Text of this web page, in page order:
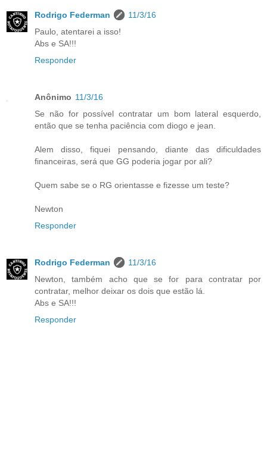
Rodrigo Federman
11/3/16
Paulo, atentarei a isso!
Abs e SA!!!
Responder
Anônimo 11/3/16
Se não for possível contratar um bom lateral esquerdo,
então que se tenha paciência com diogo e jean.
Alem disso, fiquei pensando, diante das dificuldades
financeiras, será que GG poderia jogar por ali?
Quem sabe se o RG orientasse e fizesse um teste?
Newton
Responder
Rodrigo Federman
11/3/16
Newton, também acho que se for para contratar por
contratar, melhor deixar os dois que estão lá.
Abs e SA!!!
Responder